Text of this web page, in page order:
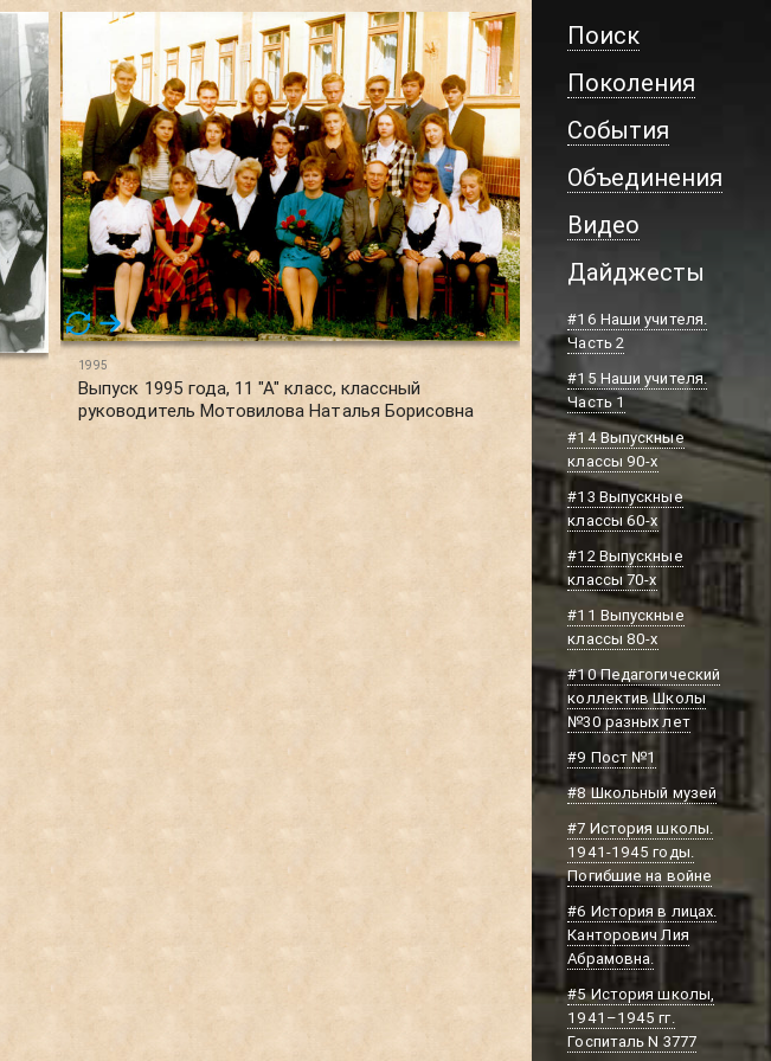
1995
Выпуск 1995 года, 11 "А" класс, классный
руководитель Мотовилова Наталья Борисовна
Поиск
Поколения
События
Объединения
Видео
Дайджесты
#16 Наши учителя.
Часть 2
#15 Наши учителя.
Часть 1
#14 Выпускные
классы 90-х
#13 Выпускные
классы 60-х
#12 Выпускные
классы 70-х
#11 Выпускные
классы 80-х
#10 Педагогический
коллектив Школы
№30 разных лет
#9 Пост №1
#8 Школьный музей
#7 История школы.
1941-1945 годы.
Погибшие на войне
#6 История в лицах.
Канторович Лия
Абрамовна.
#5 История школы,
1941–1945 гг.
Госпиталь N 3777